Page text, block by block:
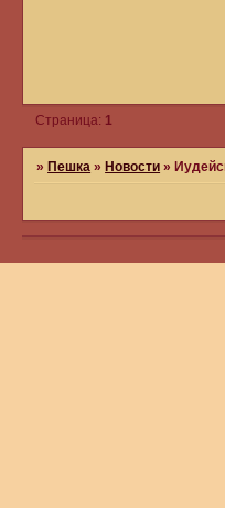
Страница: 1
»Пешка »Новости »